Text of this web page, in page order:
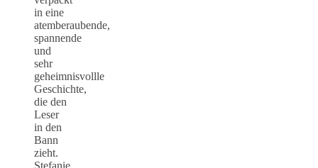
in eine
atemberaubende,
spannende
und
sehr
geheimnisvollle
Geschichte,
die den
Leser
in den
Bann
zieht.